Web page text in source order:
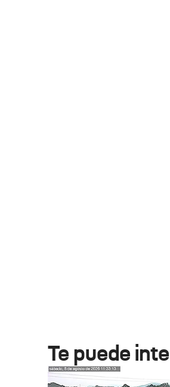
Te puede